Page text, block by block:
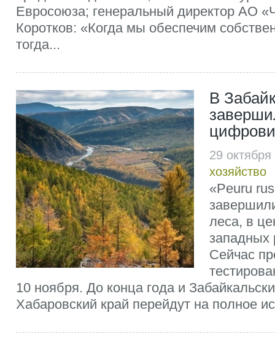
Евросоюза; генеральный директор АО
Коротков: «Когда мы обеспечим
тогда...
В
29
хозяйство
«Peuru
леса, в
западных
Сейчас
10 ноября. До конца года и
Хабаровский край перейдут на полное